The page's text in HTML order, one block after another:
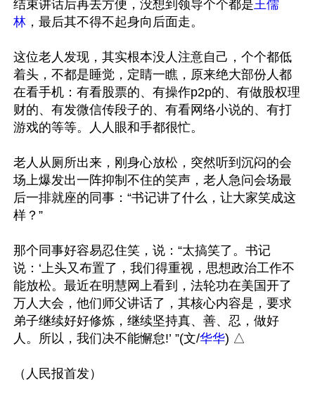
结束讲话后再去方便，没想到领导个个都是王儒
林 ，最后其不得不起身向后面走。
这位老人发现，其实根本没人注意自己，个个都低
着头，不都是睡觉，定睛一瞧，原来绝大部份人都
在看手机：有看股票的、有操作p2p的、有做股权理
财的、有发微信传段子的、有看网络小说的、有打
游戏的等等。人人眼和手都很忙。
老人从厕所出来，刚身心放松，突然听到沉闷的会
场上爆发出一阵抑制不住的笑声，老人急问会场最
后一排就座的同事：“书记讲了什么，让大家笑成这
样？”
那个同事好容易忍住笑，说：“太搞笑了。书记
说：‘上头又布置了，我们得重视，思想政治工作不
能放松。最近在明慧网上看到，法轮功在美国开了
万人大会，他们师父讲话了，其核心内容是，要求
弟子继续好好修炼，继续坚持真、善、忍，做好
人。所以，我们决不能懈怠!’ ”(文/华华) △